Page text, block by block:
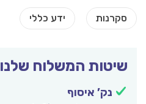
שיטות המשלוח שלנו
נק’ איסוף